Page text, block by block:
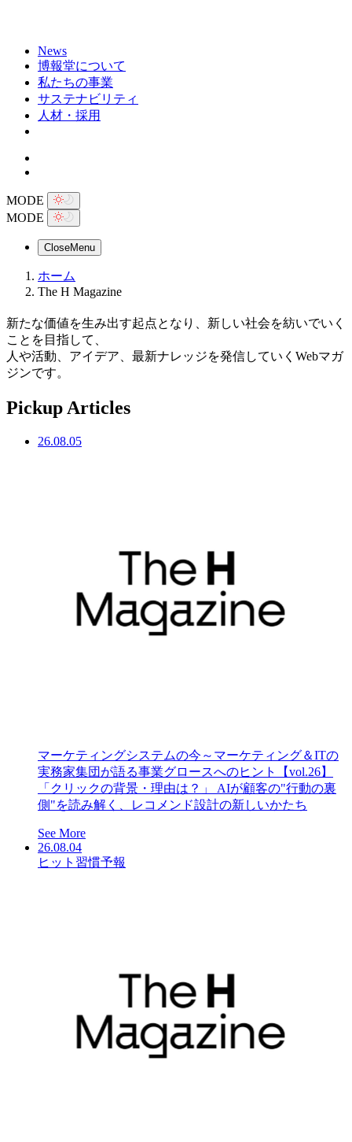
News
博報堂について
私たちの事業
サステナビリティ
人材・採用
MODE
MODE
CloseMenu
ホーム
The H Magazine
新たな価値を生み出す起点となり、新しい社会を紡いでいく
ことを目指して、
人や活動、アイデア、最新ナレッジを発信していくWebマガ
ジンです。
Pickup Articles
26.08.05
マーケティングシステムの今～マーケティング＆ITの
実務家集団が語る事業グロースへのヒント【vol.26】
「クリックの背景・理由は？」 AIが顧客の"行動の裏
側"を読み解く、レコメンド設計の新しいかたち
See More
26.08.04
ヒット習慣予報